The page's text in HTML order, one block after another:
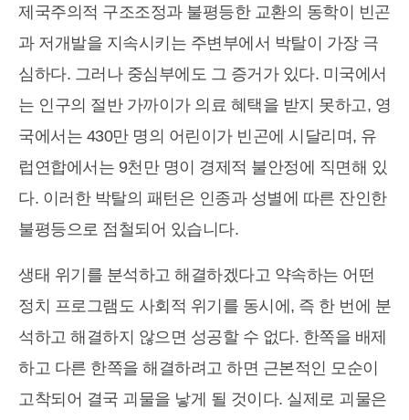
제국주의적 구조조정과 불평등한 교환의 동학이 빈곤
과 저개발을 지속시키는 주변부에서 박탈이 가장 극
심하다. 그러나 중심부에도 그 증거가 있다. 미국에서
는 인구의 절반 가까이가 의료 혜택을 받지 못하고, 영
국에서는 430만 명의 어린이가 빈곤에 시달리며, 유
럽연합에서는 9천만 명이 경제적 불안정에 직면해 있
다. 이러한 박탈의 패턴은 인종과 성별에 따른 잔인한
불평등으로 점철되어 있습니다.
생태 위기를 분석하고 해결하겠다고 약속하는 어떤
정치 프로그램도 사회적 위기를 동시에, 즉 한 번에 분
석하고 해결하지 않으면 성공할 수 없다. 한쪽을 배제
하고 다른 한쪽을 해결하려고 하면 근본적인 모순이
고착되어 결국 괴물을 낳게 될 것이다. 실제로 괴물은